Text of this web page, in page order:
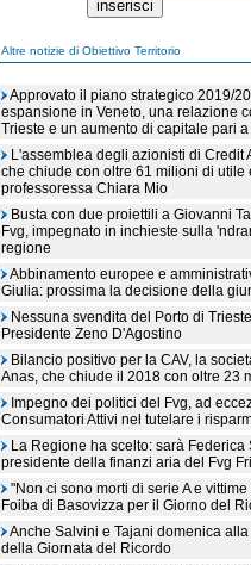
Altre notizie di Obiettivo Territorio
Approvato il piano strategico 2019/
espansione in Veneto, una relazione
Trieste e un aumento di capitale pari
L'assemblea degli azionisti di
che chiude con oltre 61 milioni di
professoressa Chiara Mio
Busta con due proiettili a Giovanni
Fvg, impegnato in inchieste sulla
regione
Abbinamento europee e
Giulia: prossima la decisione della
Nessuna svendita del Porto di
Presidente Zeno D'Agostino
Bilancio positivo per la CAV, la
Anas, che chiude il 2018 con oltre 23
Impegno dei politici del Fvg, ad
Consumatori Attivi nel tutelare i
La Regione ha scelto: sarà
presidente della finanzi aria del Fvg
"Non ci sono morti di serie A e
Foiba di Basovizza per il Giorno del
Anche Salvini e Tajani domenica
della Giornata del Ricordo